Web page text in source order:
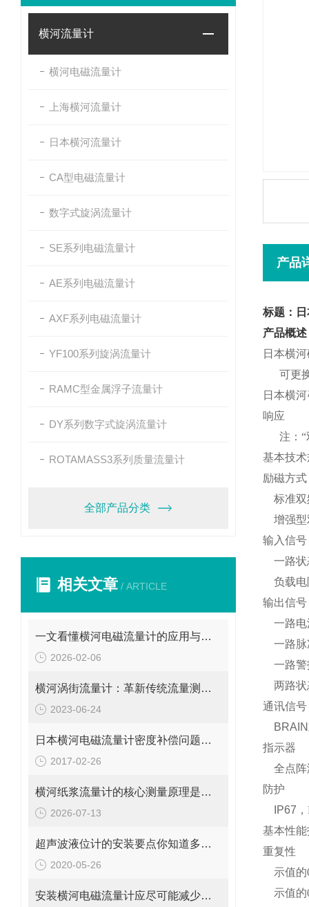
横河流量计
横河电磁流量计
上海横河流量计
日本横河流量计
CA型电磁流量计
数字式旋涡流量计
SE系列电磁流量计
AE系列电磁流量计
AXF系列电磁流量计
YF100系列旋涡流量计
RAMC型金属浮子流量计
DY系列数字式旋涡流量计
ROTAMASS3系列质量流量计
全部产品分类
相关文章 / ARTICLE
一文看懂横河电磁流量计的应用与使用维护
2026-02-06
横河涡街流量计：革新传统流量测量的利器
2023-06-24
日本横河电磁流量计密度补偿问题分析
2017-02-26
横河纸浆流量计的核心测量原理是什么？
2026-07-13
超声波液位计的安装要点你知道多少？
2020-05-26
安装横河电磁流量计应尽可能减少弯管对测量准确性的影响
产品
标题：
产品概述
日本横
可更
日本横
响应
注：
基本技
励磁方式
标准
增强
输入信号
一路
负载
输出信号
一路
一路
一路
两路
通讯信号
BRAIN
指示器
全点
防护
IP67 ，
基本性
重复性
示值的
示值的